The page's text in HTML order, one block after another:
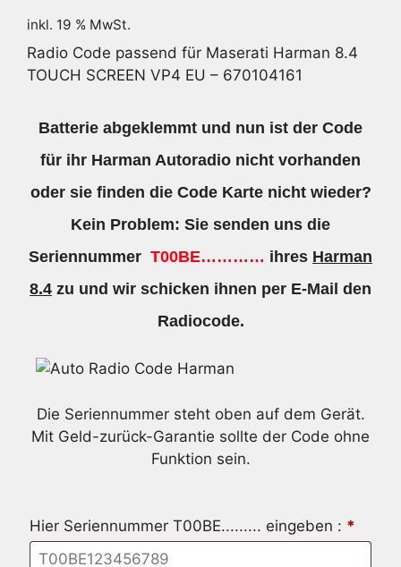
inkl. 19 % MwSt.
Radio Code passend für Maserati Harman 8.4
TOUCH SCREEN VP4 EU – 670104161
Batterie abgeklemmt und nun ist der Code
für ihr Harman Autoradio nicht vorhanden
oder sie finden die Code Karte nicht wieder?
Kein Problem: Sie senden uns die
Seriennummer T00BE………… ihres Harman
8.4 zu und wir schicken ihnen per E-Mail den
Radiocode.
Die Seriennummer steht oben auf dem Gerät.
Mit Geld-zurück-Garantie sollte der Code ohne
Funktion sein.
Hier Seriennummer T00BE......... eingeben : *